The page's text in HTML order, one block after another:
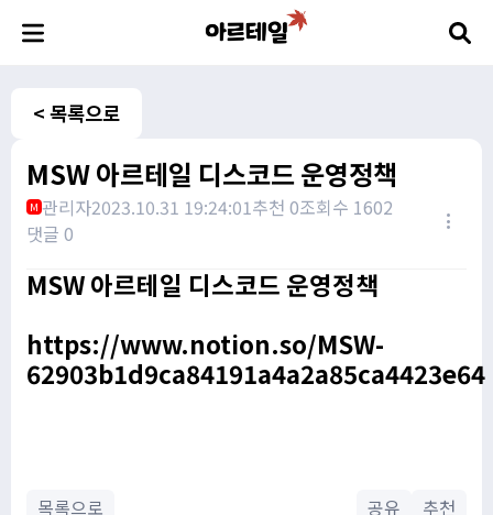
< 목록으로
MSW 아르테일 디스코드 운영정책
M 관리자2023.10.31 19:24:01추천 0조회수 1602
댓글 0
MSW 아르테일 디스코드 운영정책
https://www.notion.so/MSW-
62903b1d9ca84191a4a2a85ca4423e64
목록으로 공유 추천